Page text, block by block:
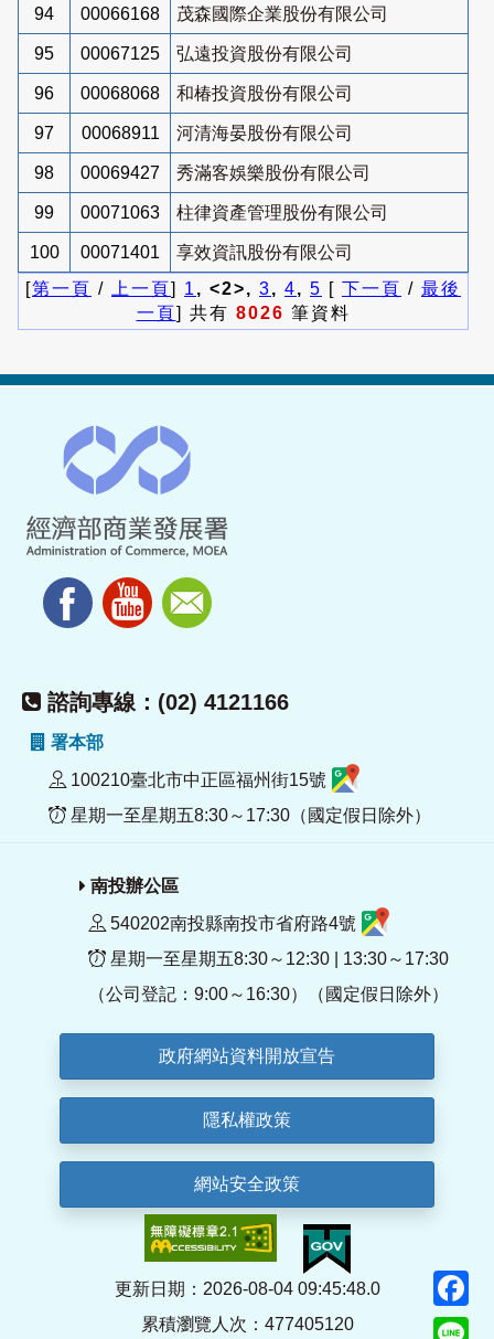
94 00066168 茂森國際企業股份有限公司
95 00067125 弘遠投資股份有限公司
96 00068068 和椿投資股份有限公司
97 00068911 河清海晏股份有限公司
98 00069427 秀滿客娛樂股份有限公司
99 00071063 柱律資產管理股份有限公司
100 00071401
享效資訊股份有限公司
[第一頁 / 上一頁] 1 , <2>, 3, 4, 5 [ 下一頁 / 最後
一頁] 共有 8026 筆資料
諮詢專線：(02) 4121166
署本部
100210臺北市中正區福州街15號
星期一至星期五8:30～17:30（國定假日除外）
南投辦公區
540202南投縣南投市省府路4號
星期一至星期五8:30～12:30 | 13:30～17:30
（公司登記：9:00～16:30）（國定假日除外）
政府網站資料開放宣告
隱私權政策
網站安全政策
更新日期：2026-08-04 09:45:48.0
累積瀏覽人次：477405120